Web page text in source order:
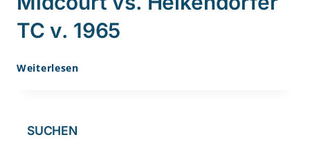
TC v. 1965
Weiterlesen
SUCHEN